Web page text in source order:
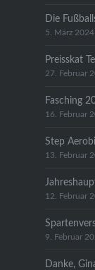
Die
5. März 2024
Preisskat
27. Februar
Fasching
16. Februar
Step
13. Februar
12. Februar
9. Februar
Danke,